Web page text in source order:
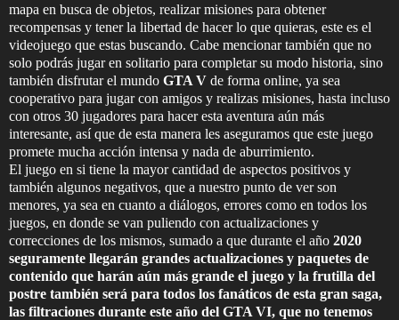
mapa en busca de objetos, realizar misiones para obtener
recompensas y tener la libertad de hacer lo que quieras, este es el
videojuego que estas buscando. Cabe mencionar también que no
solo podrás jugar en solitario para completar su modo historia, sino
también disfrutar el mundo GTA V de forma online, ya sea
cooperativo para jugar con amigos y realizas misiones, hasta incluso
con otros 30 jugadores para hacer esta aventura aún más
interesante, así que de esta manera les aseguramos que este juego
promete mucha acción intensa y nada de aburrimiento.
El juego en si tiene la mayor cantidad de aspectos positivos y
también algunos negativos, que a nuestro punto de ver son
menores, ya sea en cuanto a diálogos, errores como en todos los
juegos, en donde se van puliendo con actualizaciones y
correcciones de los mismos, sumado a que durante el año 2020
seguramente llegarán grandes actualizaciones y paquetes de
contenido que harán aún más grande el juego y la frutilla del
postre también será para todos los fanáticos de esta gran saga,
las filtraciones durante este año del GTA VI, que no tenemos